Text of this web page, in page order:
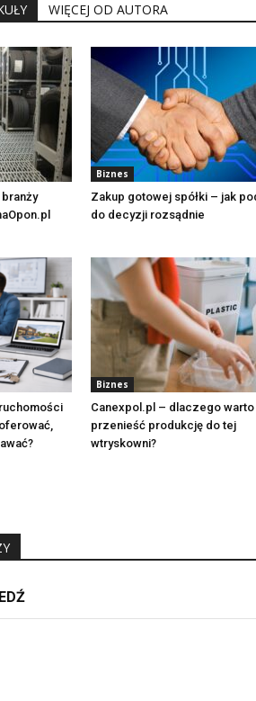
WIĘCEJ OD AUTORA
Biznes
Zakup gotowej spółki – jak
do decyzji rozsądnie
Biznes
Canexpol.pl – dlaczego warto
przenieść produkcję do tej
wtryskowni?